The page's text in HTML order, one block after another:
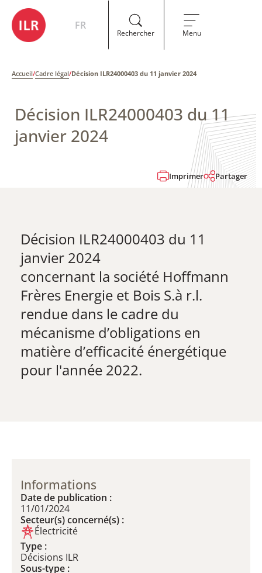
FR
Rechercher Menu
Accueil/Cadre légal/Décision ILR24000403 du 11 janvier 2024
Décision ILR24000403 du 11
janvier 2024
Imprimer Partager
Décision ILR24000403 du 11
janvier 2024
​concernant la société Hoffmann
Frères Energie et Bois S.à r.l.
rendue dans le cadre du
mécanisme d’obligations en
matière d’efficacité énergétique
pour l'année 2022.
Informations
Date de publication :
11/01/2024
Secteur(s) concerné(s) :
Électricité
Type :
Décisions ILR
Sous-type :